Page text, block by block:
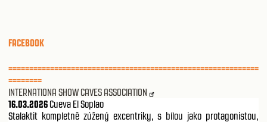
FACEBOOK
============================================================
========
INTERNATIONA SHOW CAVES ASSOCIATION
16.03.2026Cueva El Soplao
Stalaktit kompletně zúžený excentriky, s bílou jako protagonistou,